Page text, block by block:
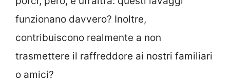
funzionano davvero? Inoltre,
contribuiscono realmente a non
trasmettere il raffreddore ai nostri familiari
o amici?